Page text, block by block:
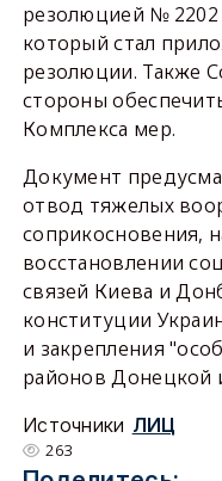
резолюцией №
который стал
резолюции. Также
стороны
Комплекса мер.
Документ
отвод тяжелых
соприкосновения,
восстановлении
связей Киева и
конституции
и закрепления
районов Донецкой
Источники ЛИЦ
263